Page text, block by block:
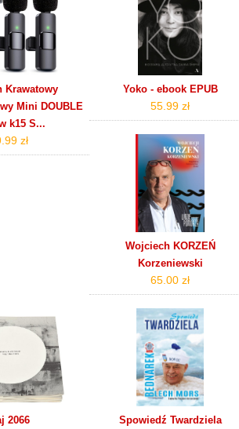
Krawatowy
Mini DOUBLE
k15 S...
zł
Yoko - ebook EPUB
55.99 zł
Wojciech KORZEŃ
Korzeniewski
65.00 zł
2066 Spowiedź Twardziela